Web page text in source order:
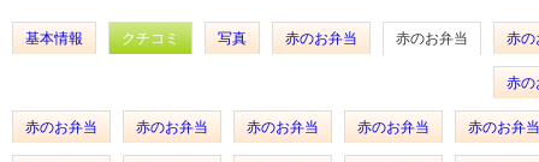
基本情報 クチコミ 写真 赤のお弁当 赤のお弁当 赤の
赤の
赤のお弁当 赤のお弁当 赤のお弁当 赤のお弁当 赤のお弁当